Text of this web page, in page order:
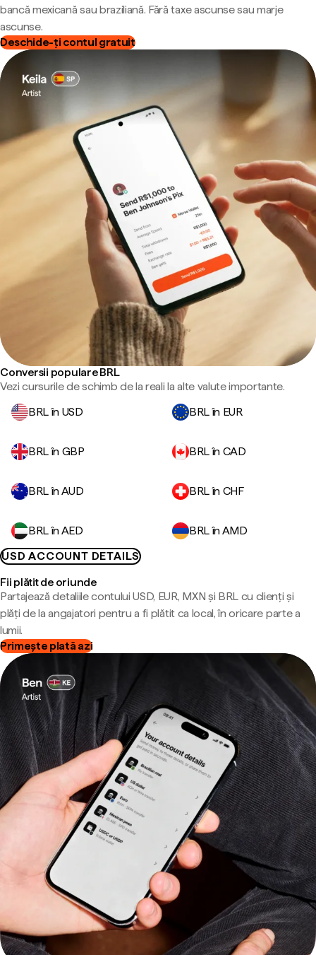
bancă mexicană sau braziliană. Fără taxe ascunse sau marje
ascunse.
Deschide-ți contul gratuit
Conversii populare BRL
Vezi cursurile de schimb de la reali la alte valute importante.
BRL în USD
BRL în EUR
BRL în GBP BRL în CAD
BRL în AUD BRL în CHF
BRL în AED
BRL în AMD
USD ACCOUNT DETAILS
Fii plătit de oriunde
Partajează detaliile contului USD, EUR, MXN și BRL cu clienți și
plăți de la angajatori pentru a fi plătit ca local, în oricare parte a
lumii.
Primește plată azi